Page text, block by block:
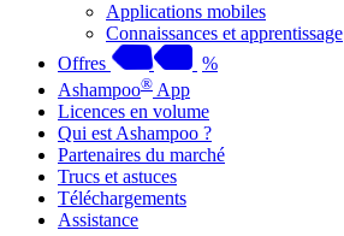
Applications mobiles
Connaissances et apprentissage
Offres
%
Ashampoo® App
Licences en volume
Qui est Ashampoo ?
Partenaires du marché
Trucs et astuces
Téléchargements
Assistance